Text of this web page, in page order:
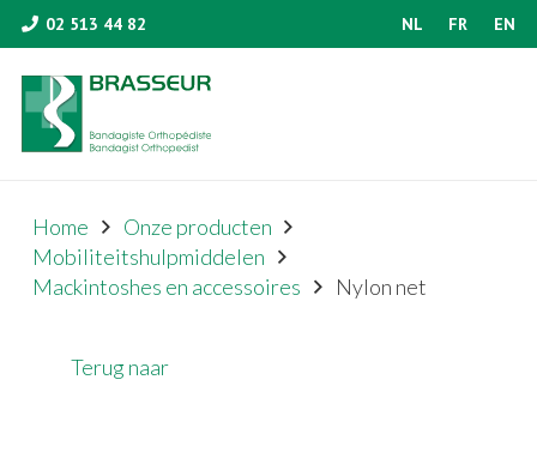
02 513 44 82 NL FR EN
Home
Onze producten
Mobiliteitshulpmiddelen
Mackintoshes en accessoires
Nylon net
Terug naar